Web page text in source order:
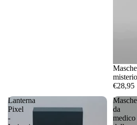
€28,95
Lanterna
Pixel
-
da
medico